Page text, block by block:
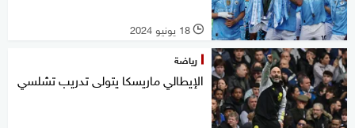
l 18 يونيو 2024
رياضة
الإيطالي ماريسكا يتولى تدريب تشلسي